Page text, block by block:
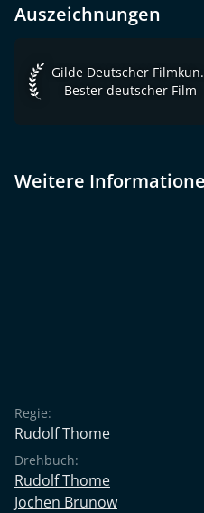
CHAMISSOPLATZ das
Liebesgeschichte. Der
FFA digital restauriert.
Auszeichnungen
Gilde Deutscher
Gilde
Bester deutscher Film
Weitere
Regie:
Rudolf Thome
Drehbuch:
Rudolf Thome
Jochen Brunow